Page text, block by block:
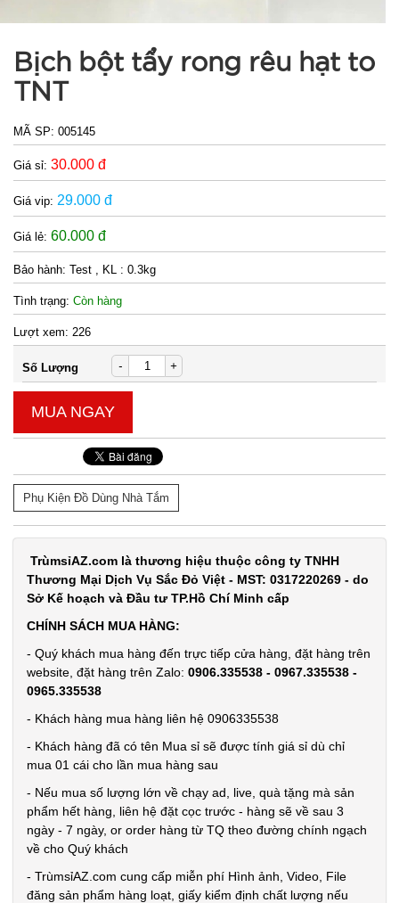
Bịch bột tẩy rong rêu hạt to
TNT
MÃ SP: 005145
Giá sỉ: 30.000 đ
Giá vip: 29.000 đ
Giá lẻ: 60.000 đ
Bảo hành: Test , KL : 0.3kg
Tình trạng: Còn hàng
Lượt xem: 226
Số Lượng - +
MUA NGAY
Phụ Kiện Đồ Dùng Nhà Tắm
TrùmsỉAZ.com là thương hiệu thuộc công ty TNHH
Thương Mại Dịch Vụ Sắc Đỏ Việt - MST: 0317220269 - do
Sở Kế hoạch và Đầu tư TP.Hồ Chí Minh cấp
CHÍNH SÁCH MUA HÀNG:
- Quý khách mua hàng đến trực tiếp cửa hàng, đặt hàng trên
website, đặt hàng trên Zalo: 0906.335538 - 0967.335538 -
0965.335538
- Khách hàng mua hàng liên hệ 0906335538
- Khách hàng đã có tên Mua sỉ sẽ được tính giá sỉ dù chỉ
mua 01 cái cho lần mua hàng sau
- Nếu mua số lượng lớn về chạy ad, live, quà tặng mà sản
phẩm hết hàng, liên hệ đặt cọc trước - hàng sẽ về sau 3
ngày - 7 ngày, or order hàng từ TQ theo đường chính ngạch
về cho Quý khách
- TrùmsỉAZ.com cung cấp miễn phí Hình ảnh, Video, File
đăng sản phẩm hàng loạt, giấy kiểm định chất lượng nếu